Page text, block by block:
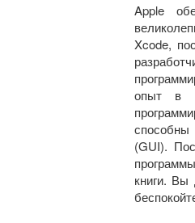
Apple
Xcode,
опыт в
способны
(GUI).
книги.